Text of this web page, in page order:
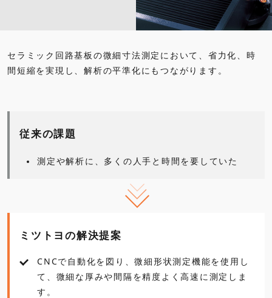
セラミック回路基板の微細寸法測定において、省力化、時
間短縮を実現し、解析の平準化にもつながります。
従来の課題
測定や解析に、多くの人手と時間を要していた
ミツトヨの解決提案
CNCで自動化を図り、微細形状測定機能を使用し
て、微細な厚みや間隔を精度よく高速に測定しま
す。